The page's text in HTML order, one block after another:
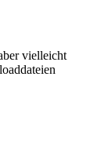
vielleicht